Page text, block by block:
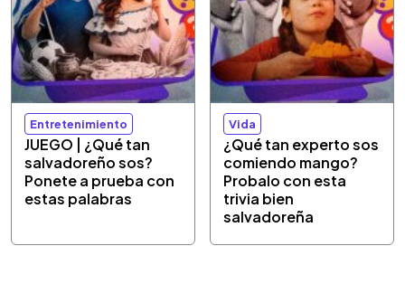
Entretenimiento
JUEGO | ¿Qué tan
salvadoreño sos?
Ponete a prueba con
estas palabras
Vida
¿Qué tan experto sos
comiendo mango?
Probalo con esta
trivia bien
salvadoreña